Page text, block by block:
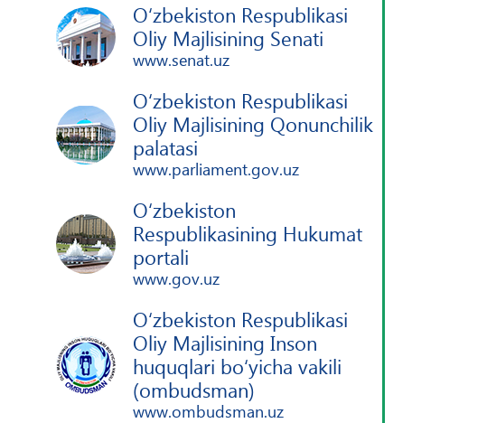
O‘zbekiston Respublikasi
Oliy Majlisining Senati
www.senat.uz
O‘zbekiston Respublikasi
Oliy Majlisining Qonunchilik
palatasi
www.parliament.gov.uz
O‘zbekiston
Respublikasining Hukumat
portali
www.gov.uz
O‘zbekiston Respublikasi
Oliy Majlisining Inson
huquqlari bo‘yicha vakili
(ombudsman)
www.ombudsman.uz